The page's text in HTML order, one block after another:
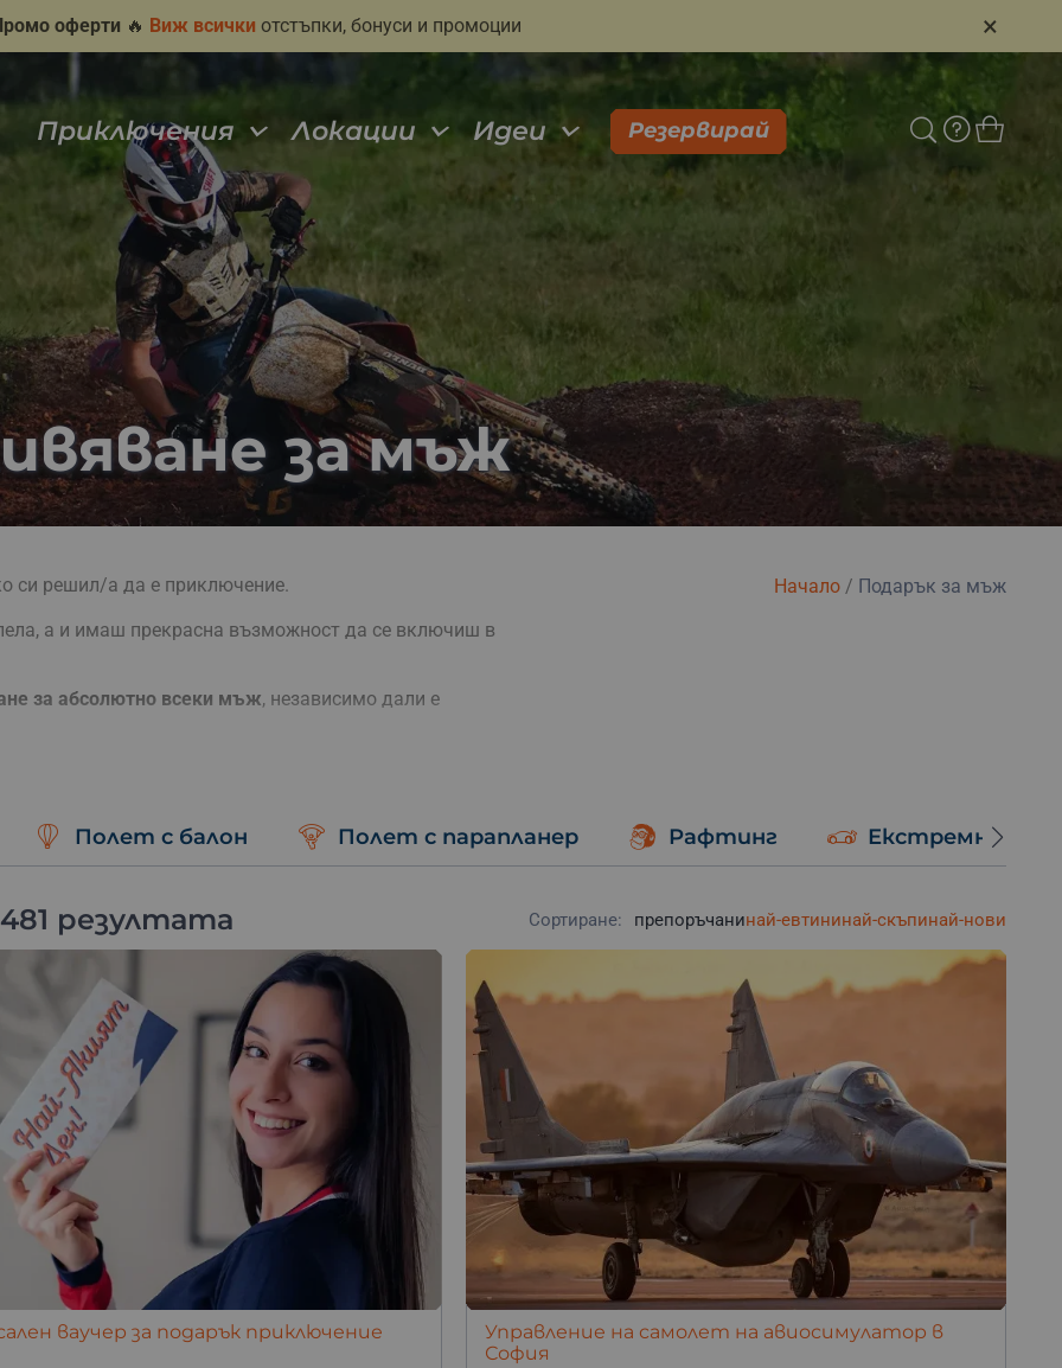
оферти 🔥 Виж всички отстъпки, бонуси и промоции ×
Приключения Локации Идеи Резервирай
за мъж
си решил/а да е приключение.
а и имаш прекрасна възможност да се включиш в
за абсолютно всеки мъж, независимо дали е
Дрифт-приключение, офроуд с джипове,
съмнения се спри на едно от гореизброените неща.
на живот, добър вариант е ваучер за
препятствия и страховете си.
ако избереш офроуд сафари или миникруиз с
Начало/ Подарък за мъж
Полет с балон Полет с парапланер Рафтинг Екстремно
резултата Сортиране: препоръчанинай-евтининай-скъпинай-нови
ваучер за подарък приключение
Управление на самолет на авиосимулатор в
София